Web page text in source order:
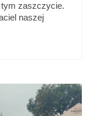
tym zaszczycie.
naszej